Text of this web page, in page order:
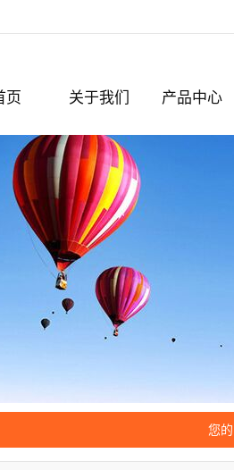
页 关于我们
公司简介
认证与奖项
产品中心
破碎机刀片
剪板机刀片
圆刀片
配件
您